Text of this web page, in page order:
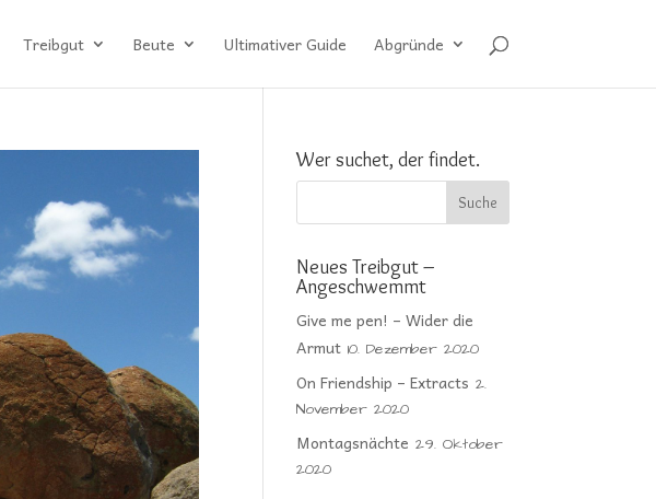
Treibgut Beute Ultimativer Guide Abgründe
Wer suchet, der findet.
Neues Treibgut –
Angeschwemmt
Give me pen! – Wider die
Armut 10. Dezember 2020
On Friendship – Extracts 2.
November 2020
Montagsnächte 29. Oktober
2020